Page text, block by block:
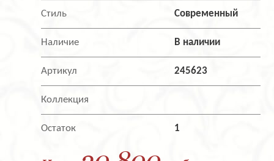
Стиль Современный
Наличие В наличии
Артикул 245623
Коллекция
Остаток 1